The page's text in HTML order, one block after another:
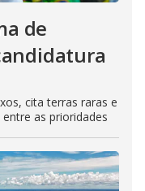
de
cita terras raras e
as prioridades